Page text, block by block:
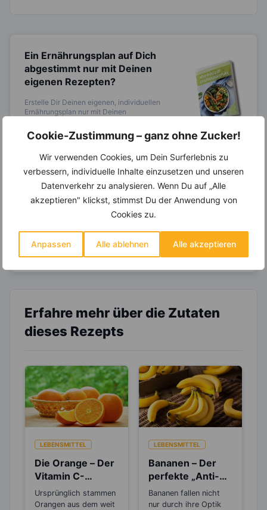
Cookie-Zustimmung – ganz ohne Zucker!
Wir verwenden Cookies, um Dein Surferlebnis zu
verbessern, individuelle Inhalte einzusetzen und unseren
Datenverkehr zu analysieren. Wenn Du auf „Alle
akzeptieren" klickst, stimmst Du der Anwendung von
Cookies zu.
Anpassen Alle ablehnen Alle akzeptieren
Ein Ernährungsplan auf Dich
abgestimmt nur mit Deinen
eigenen Rezepten?
Erstelle Dir Deinen eigenen, individuellen
Ernährungsplan nur mit Deinen
Know-Hows von
invikoo
14.000 Rezepte, autom.
Wochenplaner,dynamische
Einkaufsliste und noch mehr?
Entdecke dieinvikoo-Mitgliedschaft und erhalte
viele hilfreiche und zeitsparende Möglichkeiten,
Erfahre mehr über die Zutaten
dieses Rezepts
LEBENSMITTEL
Die Orange – Der
Vitamin C-
Booster für die
kalte Jahreszeit
Ursprünglich stammen
Orangen aus dem weit
LEBENSMITTEL
Bananen – Der
perfekte „Anti-
Stress“-Snack
Bananen fallen nicht
nur durch ihre Optik